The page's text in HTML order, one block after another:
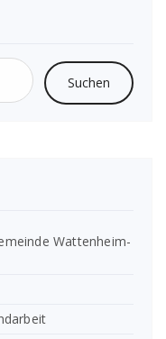
Wattenheim-